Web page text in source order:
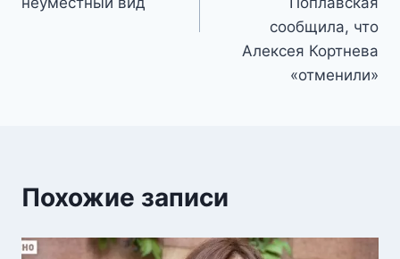
сообщила, что
Алексея Кортнева
«отменили»
Похожие записи